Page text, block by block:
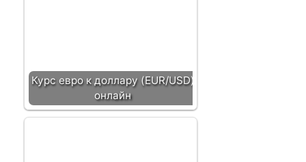
Курс евро к доллару (EUR/USD)
онлайн